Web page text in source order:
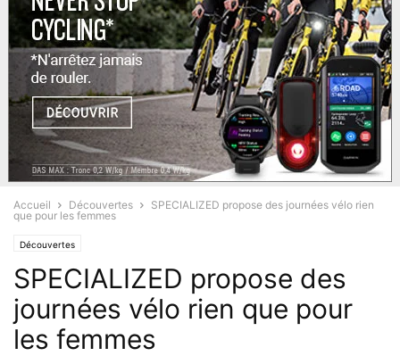
Accueil Découvertes
SPECIALIZED propose des journées vélo rien
que pour les femmes
Découvertes
SPECIALIZED propose des
journées vélo rien que pour
les femmes